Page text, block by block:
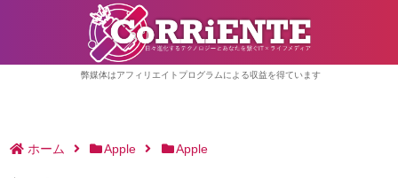
弊媒体はアフィリエイトプログラムによる収益を得ています
ホーム Apple Apple